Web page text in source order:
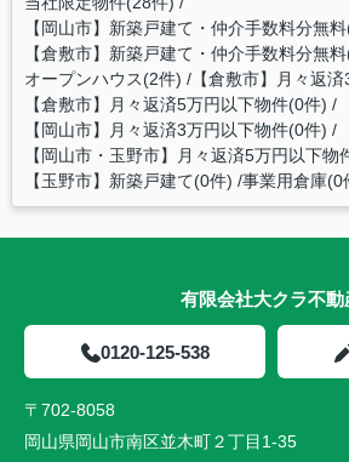
【岡山市】新築戸建て・仲介手数料分無
【倉敷市】新築戸建て・仲介手数料分無
オープンハウス(2件) 【倉敷市】月々返
【倉敷市】月々返済5万円以下物件(0件)
【岡山市】月々返済3万円以下物件(0件)
【岡山市・玉野市】月々返済5万円以下物
【玉野市】新築戸建て(0件) 事業用倉庫(0
有限会社大クラ不動
0120-125-538
〒702-8058
岡山県岡山市南区並木町２丁目1-35